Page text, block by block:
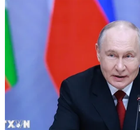
Vùng 3 Hải quân cứu thành công 1
nạn nhân bị sóng cuốn tại Mũi
08/08/2026 08:43
Điều bình dị "xây" thành phố Cảng
thịnh vượng, bền vững
08/08/2026 08:25